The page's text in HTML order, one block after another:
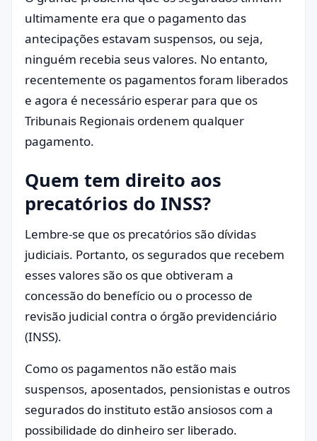
ultimamente era que o pagamento das
antecipações estavam suspensos, ou seja,
ninguém recebia seus valores. No entanto,
recentemente os pagamentos foram liberados
e agora é necessário esperar para que os
Tribunais Regionais ordenem qualquer
pagamento.
Quem tem direito aos
precatórios do INSS?
Lembre-se que os precatórios são dívidas
judiciais. Portanto, os segurados que recebem
esses valores são os que obtiveram a
concessão do benefício ou o processo de
revisão judicial contra o órgão previdenciário
(INSS).
Como os pagamentos não estão mais
suspensos, aposentados, pensionistas e outros
segurados do instituto estão ansiosos com a
possibilidade do dinheiro ser liberado.